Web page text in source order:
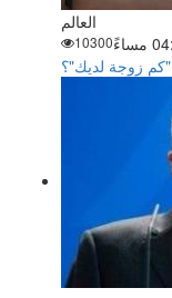
العالم
10300
زوجة لديك"؟